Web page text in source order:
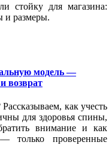
стойку для магазина:
и размеры.
модель —
возврат
как учесть
для здоровья спины,
внимание и как
только проверенные